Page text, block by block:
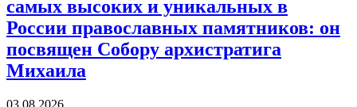
самых высоких и уникальных в
России православных памятников: он
посвящен Собору архистратига
Михаила
03.08.2026